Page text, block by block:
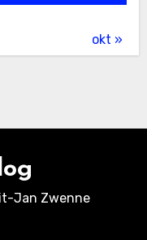
okt »
Jan Zwenne